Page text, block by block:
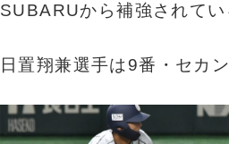
SUBARUから補強されて
日置翔兼選手は9番・セカ